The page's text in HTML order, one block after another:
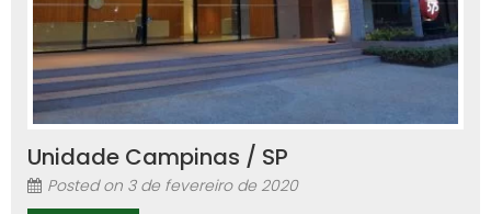
Unidade Campinas / SP
Posted on 3 de fevereiro de 2020